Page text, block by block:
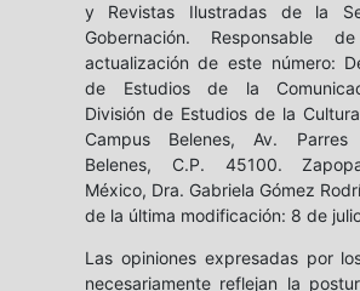
y Revistas Ilustradas de la
Gobernación. Responsable
actualización de este número:
de Estudios de la
División de Estudios de la
Campus Belenes, Av.
Belenes, C.P. 45100.
México, Dra. Gabriela Gómez
de la última modificación: 8 de
Las opiniones expresadas por
necesariamente reflejan la